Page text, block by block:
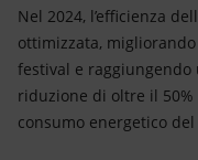
Nel 2024, l’efficienza
ottimizzata,
festival e
riduzione di oltre il 50%
consumo energetico